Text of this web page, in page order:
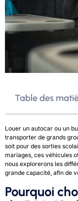
Table des
Louer un autocar ou un
transporter de grands
soit pour des sorties
mariages, ces véhicules
nous explorerons les
grande capacité, afin de
Pourquoi